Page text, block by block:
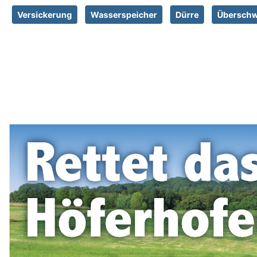
Versickerung Wasserspeicher Dürre